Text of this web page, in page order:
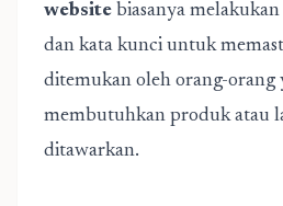
website biasanya
dan kata kunci untuk
ditemukan oleh orang-orang
membutuhkan produk atau
ditawarkan.